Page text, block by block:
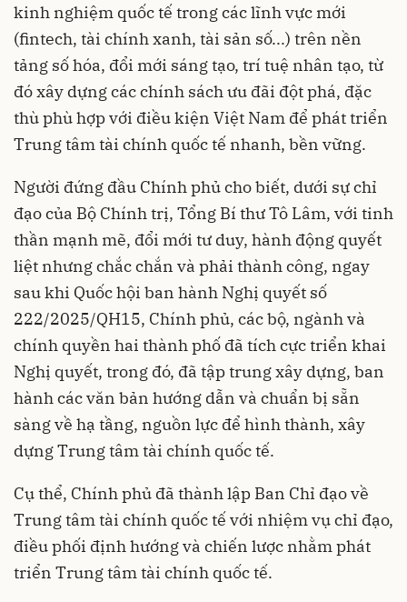
kinh nghiệm quốc tế trong các lĩnh vực mới
(fintech, tài chính xanh, tài sản số...) trên nền
tảng số hóa, đổi mới sáng tạo, trí tuệ nhân tạo, từ
đó xây dựng các chính sách ưu đãi đột phá, đặc
thù phù hợp với điều kiện Việt Nam để phát triển
Trung tâm tài chính quốc tế nhanh, bền vững.
Người đứng đầu Chính phủ cho biết, dưới sự chỉ
đạo của Bộ Chính trị, Tổng Bí thư Tô Lâm, với tinh
thần mạnh mẽ, đổi mới tư duy, hành động quyết
liệt nhưng chắc chắn và phải thành công, ngay
sau khi Quốc hội ban hành Nghị quyết số
222/2025/QH15, Chính phủ, các bộ, ngành và
chính quyền hai thành phố đã tích cực triển khai
Nghị quyết, trong đó, đã tập trung xây dựng, ban
hành các văn bản hướng dẫn và chuẩn bị sẵn
sàng về hạ tầng, nguồn lực để hình thành, xây
dựng Trung tâm tài chính quốc tế.
Cụ thể, Chính phủ đã thành lập Ban Chỉ đạo về
Trung tâm tài chính quốc tế với nhiệm vụ chỉ đạo,
điều phối định hướng và chiến lược nhằm phát
triển Trung tâm tài chính quốc tế.